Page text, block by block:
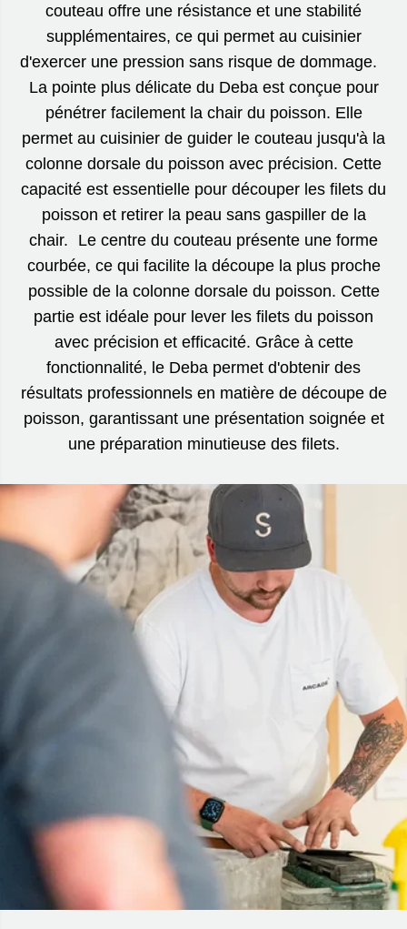
couteau offre une résistance et une stabilité
supplémentaires, ce qui permet au cuisinier
d'exercer une pression sans risque de dommage.
La pointe plus délicate du Deba est conçue pour
pénétrer facilement la chair du poisson. Elle
permet au cuisinier de guider le couteau jusqu'à la
colonne dorsale du poisson avec précision. Cette
capacité est essentielle pour découper les filets du
poisson et retirer la peau sans gaspiller de la
chair. Le centre du couteau présente une forme
courbée, ce qui facilite la découpe la plus proche
possible de la colonne dorsale du poisson. Cette
partie est idéale pour lever les filets du poisson
avec précision et efficacité. Grâce à cette
fonctionnalité, le Deba permet d'obtenir des
résultats professionnels en matière de découpe de
poisson, garantissant une présentation soignée et
une préparation minutieuse des filets.